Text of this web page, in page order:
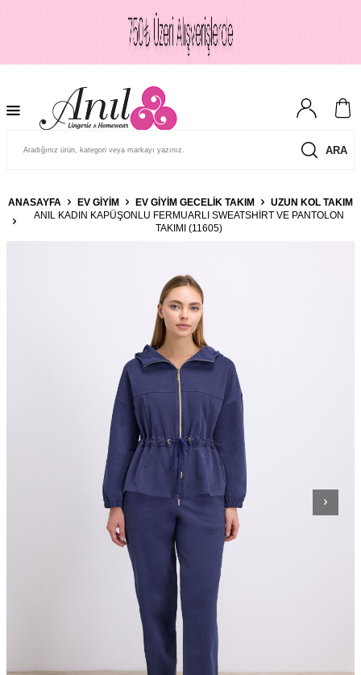
ARA
ANASAYFA EV GIYIM EV GIYIM GECELIK TAKIM
UZUN KOL TAKIM
ANIL KADIN KAPÜŞONLU FERMUARLI SWEATSHIRT VE PANTOLON
TAKIMI (11605)